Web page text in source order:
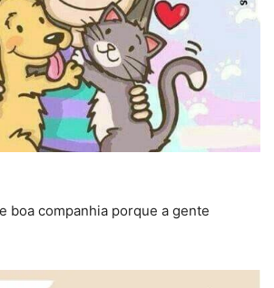
boa companhia porque a gente